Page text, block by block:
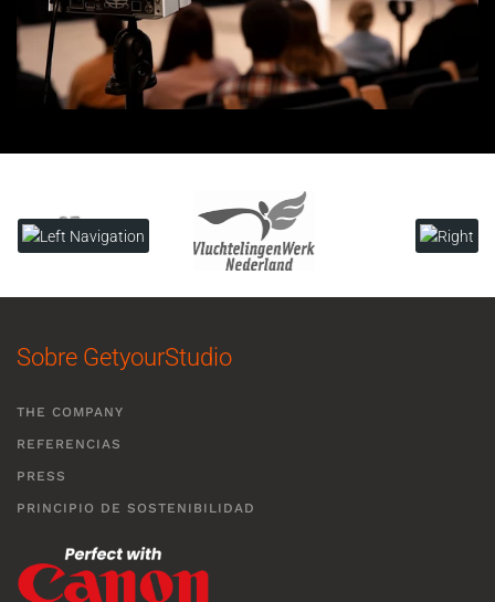
Sobre GetyourStudio
THE COMPANY
REFERENCIAS
PRESS
PRINCIPIO DE SOSTENIBILIDAD